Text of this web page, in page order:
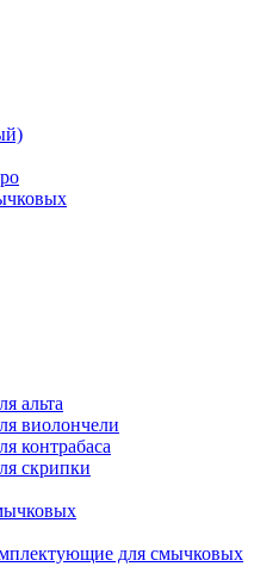
альта
виолончели
контрабаса
скрипки
для смычковых